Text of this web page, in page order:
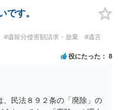
です。
#遺留分侵害額請求・放棄
#遺言
役にたった 8
民法８９２条の「廃除」の